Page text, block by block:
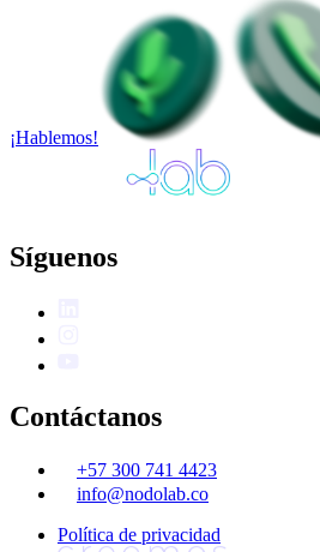
¡Hablemos!
Síguenos
Contáctanos
+57 300 741 4423
info@nodolab.co
Política de privacidad